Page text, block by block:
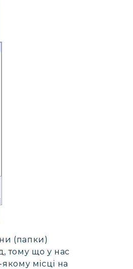
(папки)
тому що у нас
місці на